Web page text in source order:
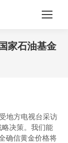
家石油基金
地方电视台采访
略决策。我们能
确信黄金价格将